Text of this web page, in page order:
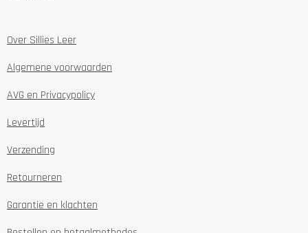
Over Sillies Leer
Algemene voorwaarden
AVG en Privacypolicy
Levertijd
Verzending
Retourneren
Garantie en klachten